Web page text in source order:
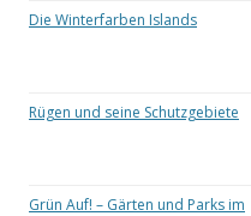
Die Winterfarben Islands
Rügen und seine Schutzgebiete
Grün Auf! – Gärten und Parks im